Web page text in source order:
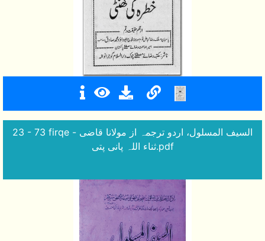
23 - 73 firqe - السیف المسلول، اردو ترجمہ از مولانا قاضی
ثناء اللہ پانی پتی.pdf